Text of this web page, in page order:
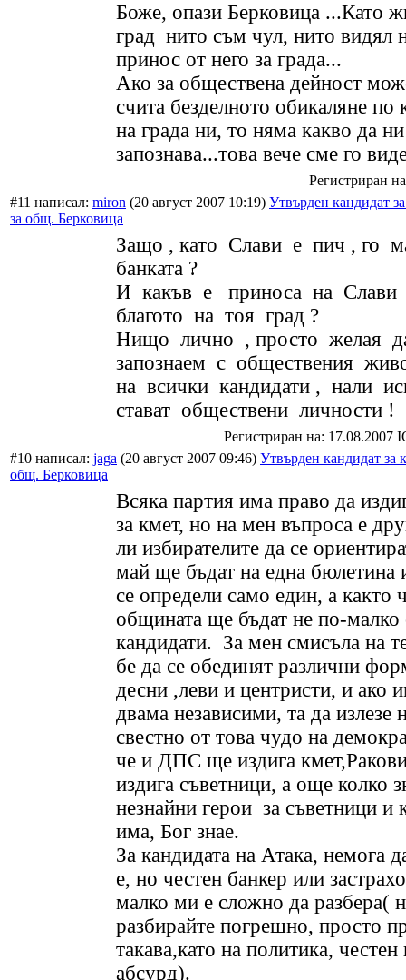
Боже, опази Берковица ...Като
град нито съм чул, нито видял
принос от него за града...
Ако за обществена дейност
счита безделното обикаляне по
на града ни, то няма какво да ни
запознава...това вече сме го
Регистриран
#11 написал: miron (20 август 2007 10:19) Утвърден кандидат
за общ. Берковица
Защо , като Слави е пич , го
банката ?
И какъв е приноса на Слави
благото на тоя град ?
Нищо лично , просто желая
запознаем с обществения
на всички кандидати , нали
стават обществени личности !
Регистриран на: 17.08.2007
#10 написал: jaga (20 август 2007 09:46) Утвърден кандидат за
общ. Берковица
Всяка партия има право да
за кмет, но на мен въпроса е
ли избирателите да се
май ще бъдат на една бюлетина
се определи само един, а както
общината ще бъдат не по-малко
кандидати. За мен смисъла на
бе да се обединят различни
десни ,леви и центристи, и ако
двама независими, та да излезе
свестно от това чудо на
че и ДПС ще издига
издига съветници, а още колко
незнайни герои за съветници и
има, Бог знае.
За кандидата на Атака, немога
е, но честен банкер или
малко ми е сложно да разбера(
разбирайте погрешно, просто
такава,като на политика,
абсурд).